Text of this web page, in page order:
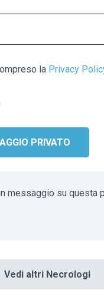
la Privacy
PRIVATO
messaggio su questa
Vedi altri Necrologi